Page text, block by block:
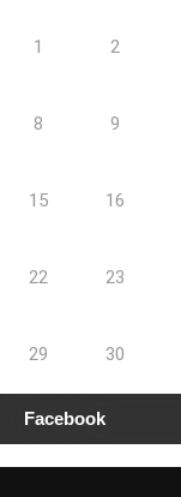
1 2
8 9
15 16
22 23
29 30
Facebook